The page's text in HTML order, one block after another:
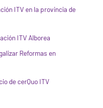
ITV en la provincia de
ITV Alborea
Reformas en
de cerQuo ITV